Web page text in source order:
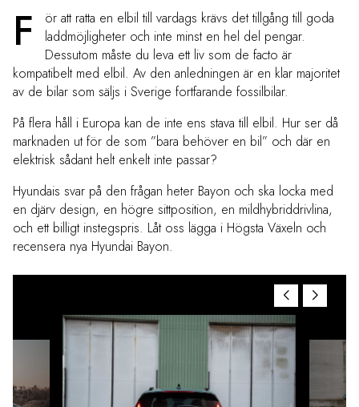
F
ör att ratta en elbil till vardags krävs det tillgång till goda
laddmöjligheter och inte minst en hel del pengar.
Dessutom måste du leva ett liv som de facto är
kompatibelt med elbil. Av den anledningen är en klar majoritet
av de bilar som säljs i Sverige fortfarande fossilbilar.
På flera håll i Europa kan de inte ens stava till elbil. Hur ser då
marknaden ut för de som ”bara behöver en bil” och där en
elektrisk sådant helt enkelt inte passar?
Hyundais svar på den frågan heter Bayon och ska locka med
en djärv design, en högre sittposition, en mildhybriddrivlina,
och ett billigt instegspris. Låt oss lägga i Högsta Växeln och
recensera nya Hyundai Bayon.